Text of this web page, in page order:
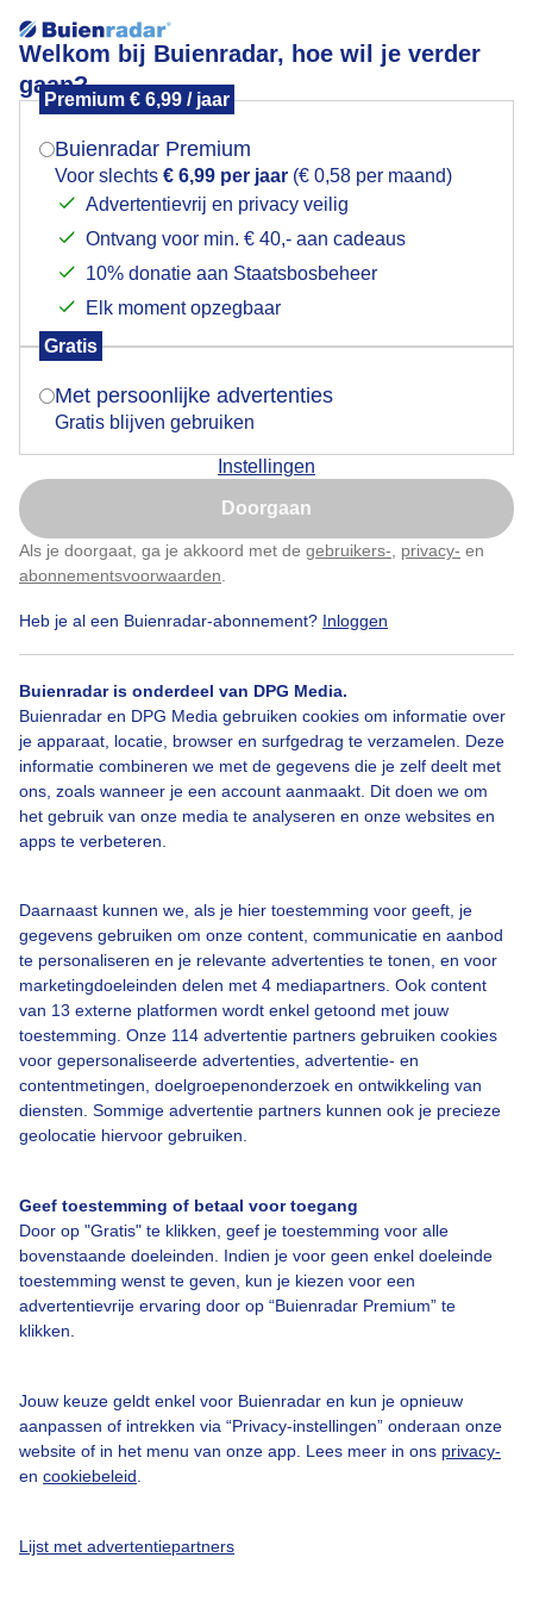
Welkom bij Buienradar, hoe wil je verder
gaan?
Premium € 6,99 / jaar
Buienradar Premium
Voor slechts € 6,99 per jaar (€ 0,58 per maand)
Advertentievrij en privacy veilig
Ontvang voor min. € 40,- aan cadeaus
10% donatie aan Staatsbosbeheer
Elk moment opzegbaar
Gratis
Met persoonlijke advertenties
Gratis blijven gebruiken
Instellingen
Doorgaan
Als je doorgaat, ga je akkoord met de gebruikers- privacy- en
abonnementsvoorwaarden
Heb je al een Buienradar-abonnement? Inloggen
Buienradar is onderdeel van DPG Media.
Buienradar en DPG Media gebruiken cookies om informatie over
je apparaat, locatie, browser en surfgedrag te verzamelen. Deze
informatie combineren we met de gegevens die je zelf deelt met
ons, zoals wanneer je een account aanmaakt. Dit doen we om
het gebruik van onze media te analyseren en onze websites en
apps te verbeteren.
Daarnaast kunnen we, als je hier toestemming voor geeft, je
gegevens gebruiken om onze content, communicatie en aanbod
te personaliseren en je relevante advertenties te tonen, en voor
marketingdoeleinden delen met 4 mediapartners. Ook content
van 13 externe platformen wordt enkel getoond met jouw
toestemming. Onze 114 advertentie partners gebruiken cookies
voor gepersonaliseerde advertenties, advertentie- en
contentmetingen, doelgroepenonderzoek en ontwikkeling van
diensten. Sommige advertentie partners kunnen ook je precieze
geolocatie hiervoor gebruiken.
Geef toestemming of betaal voor toegang
Door op "Gratis" te klikken, geef je toestemming voor alle
bovenstaande doeleinden. Indien je voor geen enkel doeleinde
toestemming wenst te geven, kun je kiezen voor een
advertentievrije ervaring door op “Buienradar Premium” te
klikken.
Jouw keuze geldt enkel voor Buienradar en kun je opnieuw
aanpassen of intrekken via “Privacy-instellingen” onderaan onze
website of in het menu van onze app. Lees meer in ons privacy-
en cookiebeleid
Lijst met advertentiepartners
VLIEGTUIGSPOTTERS
,beetje wind , soms de Zon .
Door: Nellie Bartels
Bekijk slideshow
Een moment geduld aub...
Over Buienradar
Contact
Toegankelijkheid
Gebruikersvoorwaarden
Buienradar Team
Privacy beleid
Cookie beleid
Gratis weerdata
Mogen we je locatie gebruiken voor het
Indien je hier nog geen akkoord op hebt gegeven,
verschijnt er zo een pop-up uit je browser waarin
Is goed, toon de popup
Nu niet, misschien later
Klik hierom dit aan te passen